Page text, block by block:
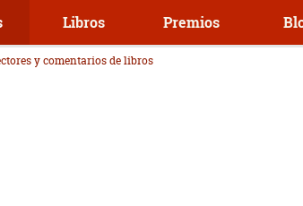
Libros Premios
y comentarios de libros